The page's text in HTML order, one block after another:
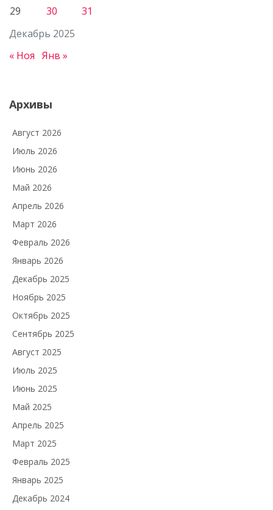
Декабрь 2025
29
30 31
« Ноя Янв »
Архивы
Август 2026
Июль 2026
Июнь 2026
Май 2026
Апрель 2026
Март 2026
Февраль 2026
Январь 2026
Декабрь 2025
Ноябрь 2025
Октябрь 2025
Сентябрь 2025
Август 2025
Июль 2025
Июнь 2025
Май 2025
Апрель 2025
Март 2025
Февраль 2025
Январь 2025
Декабрь 2024